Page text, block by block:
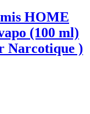
HOME
(100 ml)
Narcotique )